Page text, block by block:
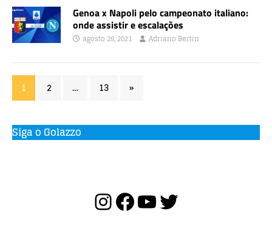
Genoa x Napoli pelo campeonato italiano:
onde assistir e escalações
agosto 28, 2021 Adriano Bertin
1 2 … 13 »
Siga o Golazzo